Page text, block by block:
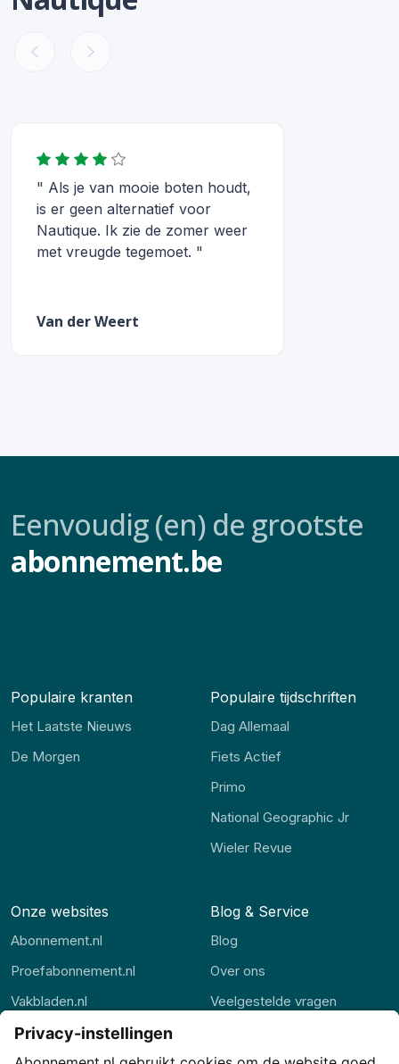
" Als je van mooie boten houdt,
is er geen alternatief voor
Nautique. Ik zie de zomer weer
met vreugde tegemoet. "
Van der Weert
Eenvoudig (en) de grootste
abonnement.be
Populaire kranten
Het Laatste Nieuws
De Morgen
Populaire tijdschriften
Dag Allemaal
Fiets Actief
Primo
National Geographic Jr
Wieler Revue
Onze websites
Abonnement.nl
Proefabonnement.nl
Vakbladen.nl
Abonnement.be
Blog & Service
Blog
Over ons
Veelgestelde vragen